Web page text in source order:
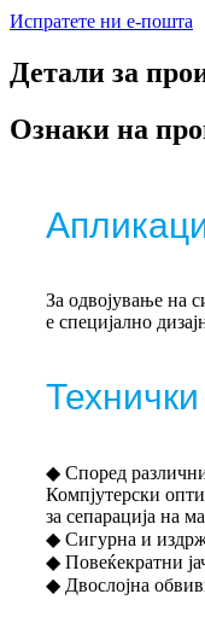
Испратете ни е-пошта
Детали за
Ознаки на
За одвојување на
е специјално
◆ Според
Компјутерски
за сепарација на
◆ Сигурна и
◆ Повеќекратни
◆ Двослојна